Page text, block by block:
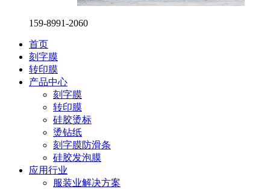
159-8991-2060
首页
刻字膜
转印膜
产品中心
刻字膜
转印膜
硅胶烫标
烫钻纸
刻字膜防滑条
硅胶发泡膜
应用行业
服装业解决方案